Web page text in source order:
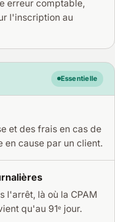
erreur comptable,
l'inscription au
Essentielle
et des frais en cas de
en cause par un client.
l'arrêt, là où la CPAM
qu'au 91ᵉ jour.